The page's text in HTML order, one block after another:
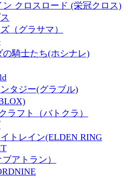
クロスロード (栄冠クロス)
（グラサマ）
騎士たち(ホシナレ)
タジー(グラブル)
ラフト（バトクラ）
トレイン(ELDEN RING
アトラン）